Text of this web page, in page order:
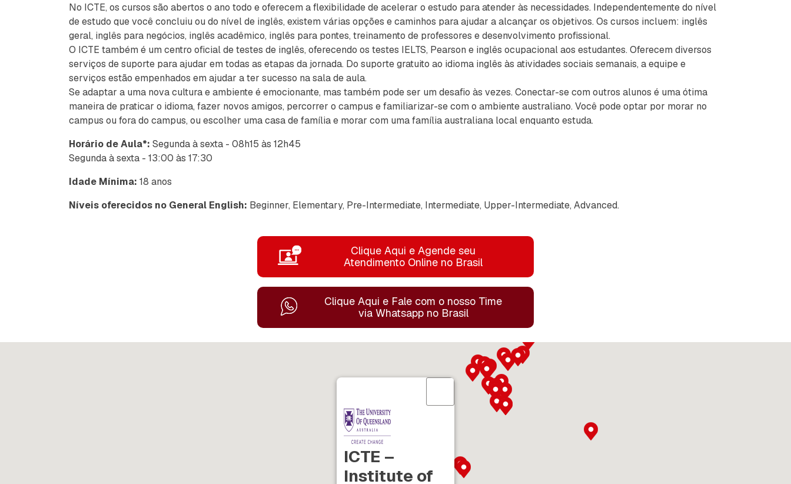
No ICTE, os cursos são abertos o ano todo e oferecem a flexibilidade de acelerar o estudo para atender às necessidades. Independentemente do nível
de estudo que você concluiu ou do nível de inglês, existem várias opções e caminhos para ajudar a alcançar os objetivos. Os cursos incluem: inglês
geral, inglês para negócios, inglês acadêmico, inglês para pontes, treinamento de professores e desenvolvimento profissional.
O ICTE também é um centro oficial de testes de inglês, oferecendo os testes IELTS, Pearson e inglês ocupacional aos estudantes. Oferecem diversos
serviços de suporte para ajudar em todas as etapas da jornada. Do suporte gratuito ao idioma inglês às atividades sociais semanais, a equipe e
serviços estão empenhados em ajudar a ter sucesso na sala de aula.
Se adaptar a uma nova cultura e ambiente é emocionante, mas também pode ser um desafio às vezes. Conectar-se com outros alunos é uma ótima
maneira de praticar o idioma, fazer novos amigos, percorrer o campus e familiarizar-se com o ambiente australiano. Você pode optar por morar no
campus ou fora do campus, ou escolher uma casa de família e morar com uma família australiana local enquanto estuda.
Horário de Aula*: Segunda à sexta - 08h15 às 12h45
Segunda à sexta - 13:00 às 17:30
Idade Mínima: 18 anos
Níveis oferecidos no General English: Beginner, Elementary, Pre-Intermediate, Intermediate, Upper-Intermediate, Advanced.
Clique Aqui e Agende seu
Atendimento Online no Brasil
Clique Aqui e Fale com o nosso Time
via Whatsapp no Brasil
ICTE –
Institute of